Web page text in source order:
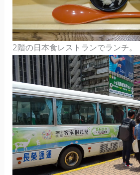
2階の日本食レストランでランチ。